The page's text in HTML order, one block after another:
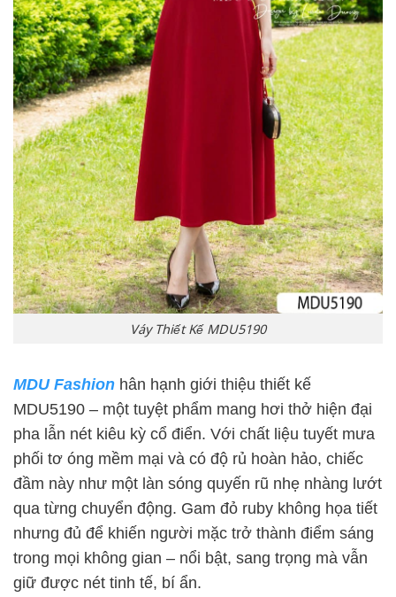
Váy Thiết Kế MDU5190
MDU Fashion hân hạnh giới thiệu thiết kế
MDU5190 – một tuyệt phẩm mang hơi thở hiện đại
pha lẫn nét kiêu kỳ cổ điển. Với chất liệu tuyết mưa
phối tơ óng mềm mại và có độ rủ hoàn hảo, chiếc
đầm này như một làn sóng quyến rũ nhẹ nhàng lướt
qua từng chuyển động. Gam đỏ ruby không họa tiết
nhưng đủ để khiến người mặc trở thành điểm sáng
trong mọi không gian – nổi bật, sang trọng mà vẫn
giữ được nét tinh tế, bí ẩn.